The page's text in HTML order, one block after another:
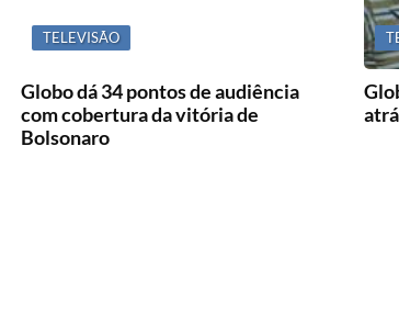
TELEVISÃO
Globo dá 34 pontos de audiência
com cobertura da vitória de
Bolsonaro